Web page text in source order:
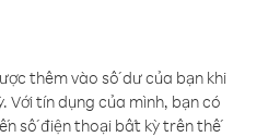
thêm vào số dư của bạn khi
Với tín dụng của mình, bạn có
số điện thoại bất kỳ trên thế